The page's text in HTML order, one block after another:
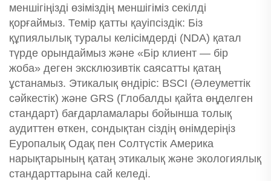
меншігіңізді өзіміздің меншігіміз секілді
қорғаймыз. Темір қатты қауіпсіздік: Біз
құпиялылық туралы келісімдерді (NDA) қатал
түрде орындаймыз және «Бір клиент — бір
жоба» деген эксклюзивтік саясатты қатаң
ұстанамыз. Этикалық өндіріс: BSCI (Әлеуметтік
сәйкестік) және GRS (Глобалды қайта өңделген
стандарт) бағдарламалары бойынша толық
аудиттен өткен, сондықтан сіздің өнімдеріңіз
Еуропалық Одақ пен Солтүстік Америка
нарықтарының қатаң этикалық және экологиялық
стандарттарына сай келеді.